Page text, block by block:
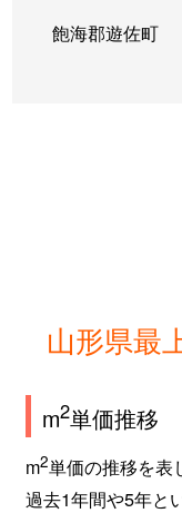
飽海郡遊佐町
山形県最
m2単価推移
m2単価の推移を表
過去1年間や5年と